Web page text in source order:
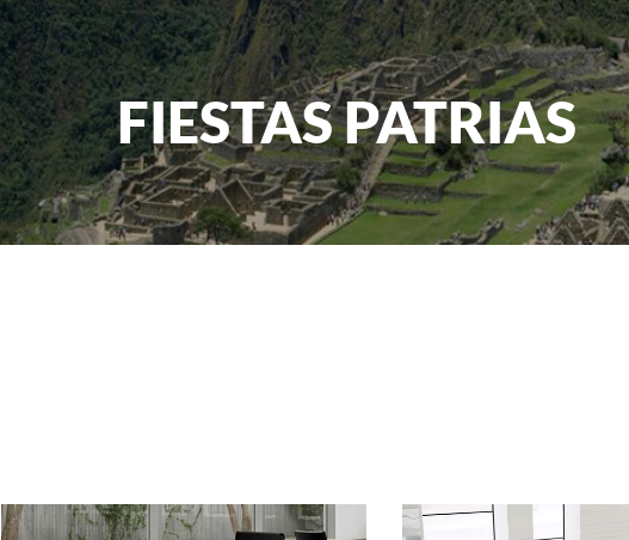
FIESTAS PATRIAS